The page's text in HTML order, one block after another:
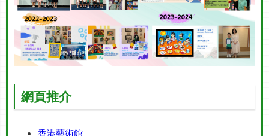
網頁推介
香港藝術館